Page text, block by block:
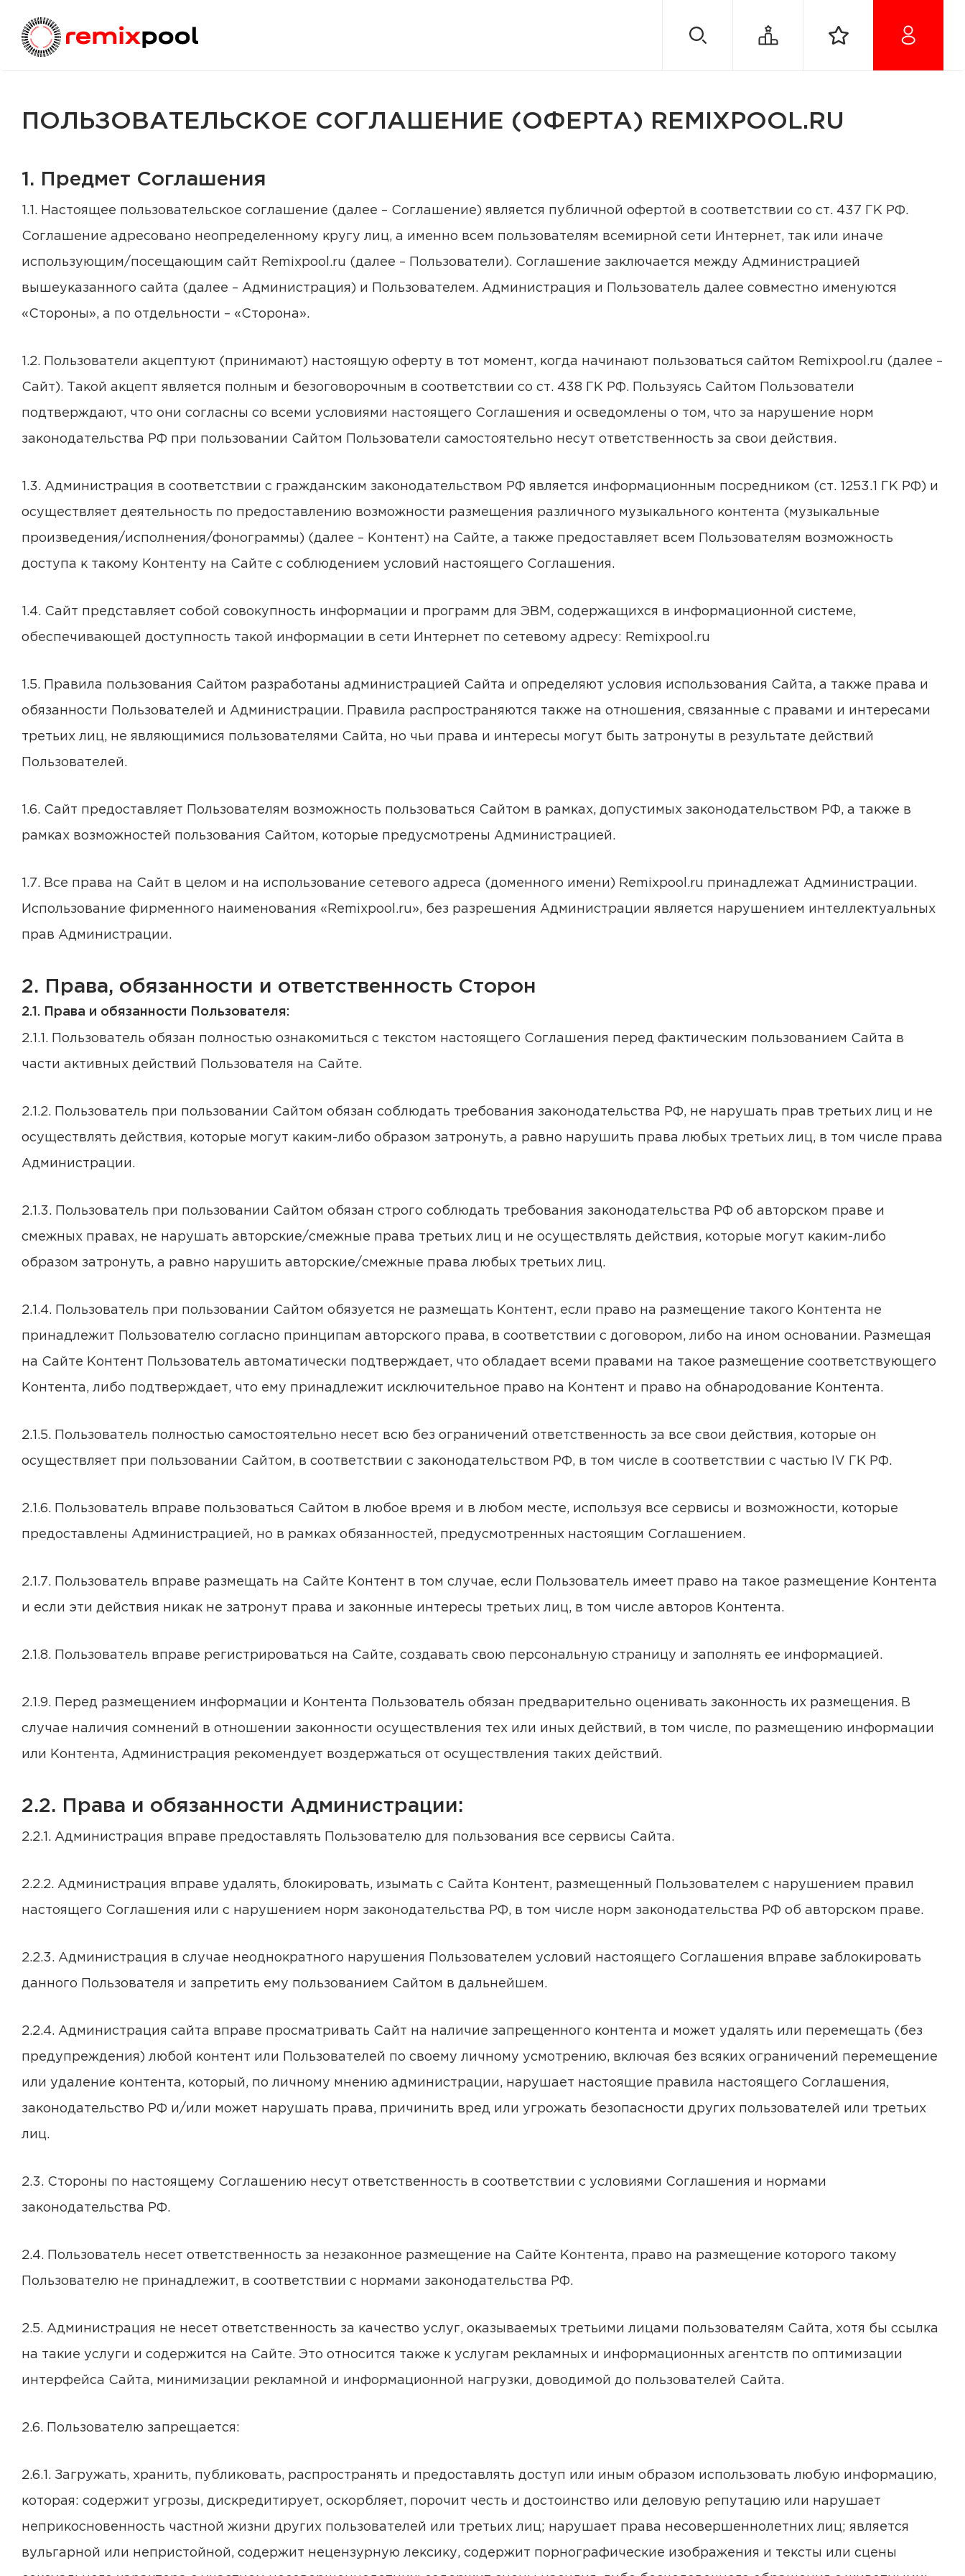
ПОЛЬЗОВАТЕЛЬСКОЕ СОГЛАШЕНИЕ (ОФЕРТА) REMIXPOOL.RU
1. Предмет Соглашения
1.1. Настоящее пользовательское соглашение (далее – Соглашение) является публичной офертой в соответствии со ст. 437 ГК РФ.
Соглашение адресовано неопределенному кругу лиц, а именно всем пользователям всемирной сети Интернет, так или иначе
использующим/посещающим сайт Remixpool.ru (далее – Пользователи). Соглашение заключается между Администрацией
вышеуказанного сайта (далее – Администрация) и Пользователем. Администрация и Пользователь далее совместно именуются
«Стороны», а по отдельности – «Сторона».
1.2. Пользователи акцептуют (принимают) настоящую оферту в тот момент, когда начинают пользоваться сайтом Remixpool.ru (далее –
Сайт). Такой акцепт является полным и безоговорочным в соответствии со ст. 438 ГК РФ. Пользуясь Сайтом Пользователи
подтверждают, что они согласны со всеми условиями настоящего Соглашения и осведомлены о том, что за нарушение норм
законодательства РФ при пользовании Сайтом Пользователи самостоятельно несут ответственность за свои действия.
1.3. Администрация в соответствии с гражданским законодательством РФ является информационным посредником (ст. 1253.1 ГК РФ) и
осуществляет деятельность по предоставлению возможности размещения различного музыкального контента (музыкальные
произведения/исполнения/фонограммы) (далее – Контент) на Сайте, а также предоставляет всем Пользователям возможность
доступа к такому Контенту на Сайте с соблюдением условий настоящего Соглашения.
1.4. Сайт представляет собой совокупность информации и программ для ЭВМ, содержащихся в информационной системе,
обеспечивающей доступность такой информации в сети Интернет по сетевому адресу: Remixpool.ru
1.5. Правила пользования Сайтом разработаны администрацией Сайта и определяют условия использования Сайта, а также права и
обязанности Пользователей и Администрации. Правила распространяются также на отношения, связанные с правами и интересами
третьих лиц, не являющимися пользователями Сайта, но чьи права и интересы могут быть затронуты в результате действий
Пользователей.
1.6. Сайт предоставляет Пользователям возможность пользоваться Сайтом в рамках, допустимых законодательством РФ, а также в
рамках возможностей пользования Сайтом, которые предусмотрены Администрацией.
1.7. Все права на Сайт в целом и на использование сетевого адреса (доменного имени) Remixpool.ru принадлежат Администрации.
Использование фирменного наименования «Remixpool.ru», без разрешения Администрации является нарушением интеллектуальных
прав Администрации.
2. Права, обязанности и ответственность Сторон
2.1. Права и обязанности Пользователя:
2.1.1. Пользователь обязан полностью ознакомиться с текстом настоящего Соглашения перед фактическим пользованием Сайта в
части активных действий Пользователя на Сайте.
2.1.2. Пользователь при пользовании Сайтом обязан соблюдать требования законодательства РФ, не нарушать прав третьих лиц и не
осуществлять действия, которые могут каким-либо образом затронуть, а равно нарушить права любых третьих лиц, в том числе права
Администрации.
2.1.3. Пользователь при пользовании Сайтом обязан строго соблюдать требования законодательства РФ об авторском праве и
смежных правах, не нарушать авторские/смежные права третьих лиц и не осуществлять действия, которые могут каким-либо
образом затронуть, а равно нарушить авторские/смежные права любых третьих лиц.
2.1.4. Пользователь при пользовании Сайтом обязуется не размещать Контент, если право на размещение такого Контента не
принадлежит Пользователю согласно принципам авторского права, в соответствии с договором, либо на ином основании. Размещая
на Сайте Контент Пользователь автоматически подтверждает, что обладает всеми правами на такое размещение соответствующего
Контента, либо подтверждает, что ему принадлежит исключительное право на Контент и право на обнародование Контента.
2.1.5. Пользователь полностью самостоятельно несет всю без ограничений ответственность за все свои действия, которые он
осуществляет при пользовании Сайтом, в соответствии с законодательством РФ, в том числе в соответствии с частью IV ГК РФ.
2.1.6. Пользователь вправе пользоваться Сайтом в любое время и в любом месте, используя все сервисы и возможности, которые
предоставлены Администрацией, но в рамках обязанностей, предусмотренных настоящим Соглашением.
2.1.7. Пользователь вправе размещать на Сайте Контент в том случае, если Пользователь имеет право на такое размещение Контента
и если эти действия никак не затронут права и законные интересы третьих лиц, в том числе авторов Контента.
2.1.8. Пользователь вправе регистрироваться на Сайте, создавать свою персональную страницу и заполнять ее информацией.
2.1.9. Перед размещением информации и Контента Пользователь обязан предварительно оценивать законность их размещения. В
случае наличия сомнений в отношении законности осуществления тех или иных действий, в том числе, по размещению информации
или Контента, Администрация рекомендует воздержаться от осуществления таких действий.
2.2. Права и обязанности Администрации:
2.2.1. Администрация вправе предоставлять Пользователю для пользования все сервисы Сайта.
2.2.2. Администрация вправе удалять, блокировать, изымать с Сайта Контент, размещенный Пользователем с нарушением правил
настоящего Соглашения или с нарушением норм законодательства РФ, в том числе норм законодательства РФ об авторском праве.
2.2.3. Администрация в случае неоднократного нарушения Пользователем условий настоящего Соглашения вправе заблокировать
данного Пользователя и запретить ему пользованием Сайтом в дальнейшем.
2.2.4. Администрация сайта вправе просматривать Сайт на наличие запрещенного контента и может удалять или перемещать (без
предупреждения) любой контент или Пользователей по своему личному усмотрению, включая без всяких ограничений перемещение
или удаление контента, который, по личному мнению администрации, нарушает настоящие правила настоящего Соглашения,
законодательство РФ и/или может нарушать права, причинить вред или угрожать безопасности других пользователей или третьих
лиц.
2.3. Стороны по настоящему Соглашению несут ответственность в соответствии с условиями Соглашения и нормами
законодательства РФ.
2.4. Пользователь несет ответственность за незаконное размещение на Сайте Контента, право на размещение которого такому
Пользователю не принадлежит, в соответствии с нормами законодательства РФ.
2.5. Администрация не несет ответственность за качество услуг, оказываемых третьими лицами пользователям Сайта, хотя бы ссылка
на такие услуги и содержится на Сайте. Это относится также к услугам рекламных и информационных агентств по оптимизации
интерфейса Сайта, минимизации рекламной и информационной нагрузки, доводимой до пользователей Сайта.
2.6. Пользователю запрещается:
2.6.1. Загружать, хранить, публиковать, распространять и предоставлять доступ или иным образом использовать любую информацию,
которая: содержит угрозы, дискредитирует, оскорбляет, порочит честь и достоинство или деловую репутацию или нарушает
неприкосновенность частной жизни других пользователей или третьих лиц; нарушает права несовершеннолетних лиц; является
вульгарной или непристойной, содержит нецензурную лексику, содержит порнографические изображения и тексты или сцены